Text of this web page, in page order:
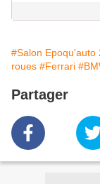
#Salon Epoqu'auto
roues #Ferrari
Partager